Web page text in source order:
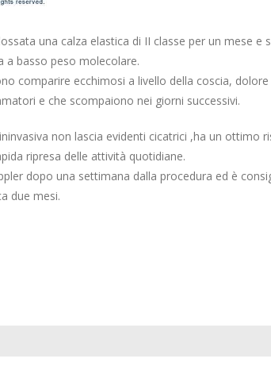
una calza elastica di II classe per un mese e
a basso peso molecolare.
comparire ecchimosi a livello della coscia,
e che scompaiono nei giorni successivi.
non lascia evidenti cicatrici ,ha un ottimo
ripresa delle attività quotidiane.
dopo una settimana dalla procedura ed è
due mesi.